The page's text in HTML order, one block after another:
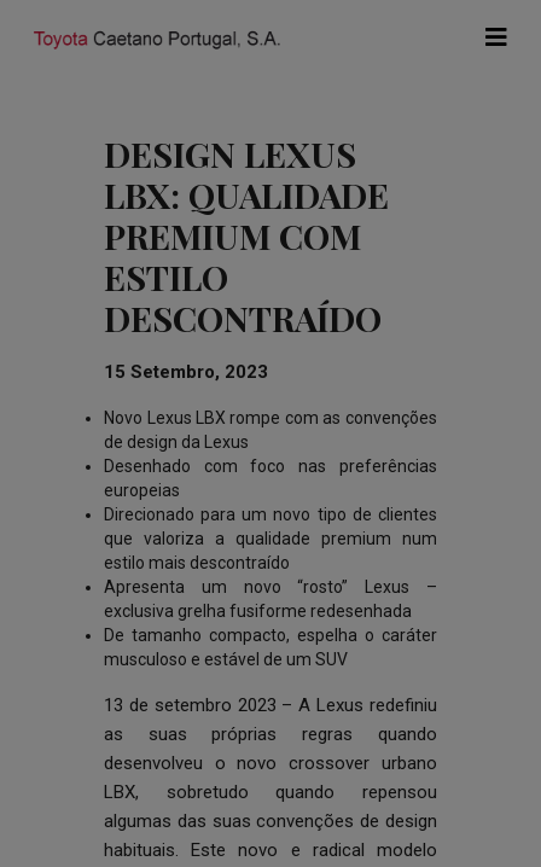
DESIGN LEXUS
LBX: QUALIDADE
PREMIUM COM
ESTILO
DESCONTRAÍDO
15 Setembro, 2023
Novo Lexus LBX rompe com as convenções
de design da Lexus
Desenhado com foco nas preferências
europeias
Direcionado para um novo tipo de clientes
que valoriza a qualidade premium num
estilo mais descontraído
Apresenta um novo “rosto” Lexus –
exclusiva grelha fusiforme redesenhada
De tamanho compacto, espelha o caráter
musculoso e estável de um SUV
13 de setembro 2023 – A Lexus redefiniu
as suas próprias regras quando
desenvolveu o novo crossover urbano
LBX, sobretudo quando repensou
algumas das suas convenções de design
habituais. Este novo e radical modelo